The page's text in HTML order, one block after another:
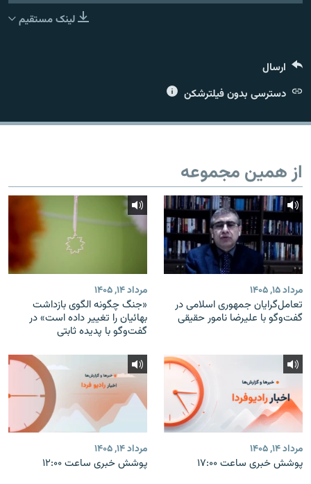
لینک مستقیم
ارسال
دسترسی بدون فیلترشکن
از همین مجموعه
مرداد ۱۵, ۱۴۰۵
تعامل‌گرایان جمهوری اسلامی در
گفت‌وگو با علیرضا نامور حقیقی
مرداد ۱۴, ۱۴۰۵
«جنگ چگونه الگوی بازداشت
بهائیان را تغییر داده است» در
گفت‌وگو با پدیده ثابتی
مرداد ۱۴, ۱۴۰۵
پوشش خبری ساعت ۱۷:۰۰
مرداد ۱۴, ۱۴۰۵
پوشش خبری ساعت ۱۲:۰۰